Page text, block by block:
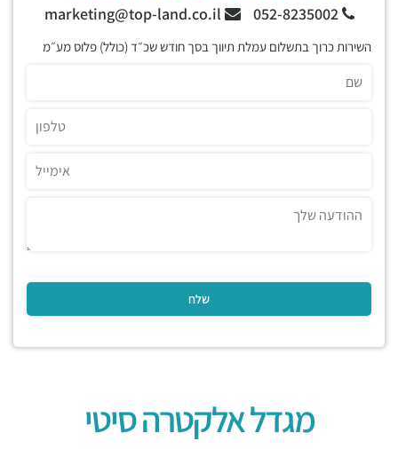
052-8235002
השירות כרוך בתשלום עמלת תיווך בסך חודש שכ״ד (כולל) פלוס מע״מ
מגדל אלקטרה סיטי